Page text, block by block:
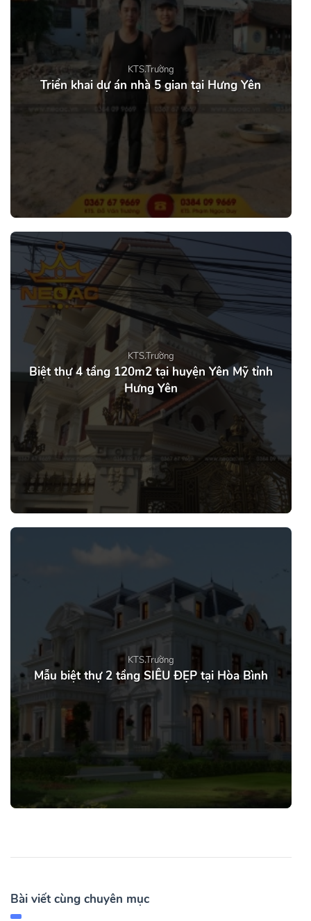
KTS.Trường
Triển khai dự án nhà 5 gian tại Hưng Yên
KTS.Trường
Biệt thự 4 tầng 120m2 tại huyện Yên Mỹ tỉnh
Hưng Yên
KTS.Trường
Mẫu biệt thự 2 tầng SIÊU ĐẸP tại Hòa Bình
Bài viết cùng chuyên mục